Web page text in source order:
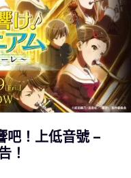
吧！上低音號 –
！